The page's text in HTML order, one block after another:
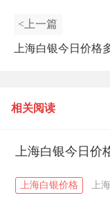
<上一篇
上海白银今日价格
相关阅读
上海白银今日价
上海白银价格 上